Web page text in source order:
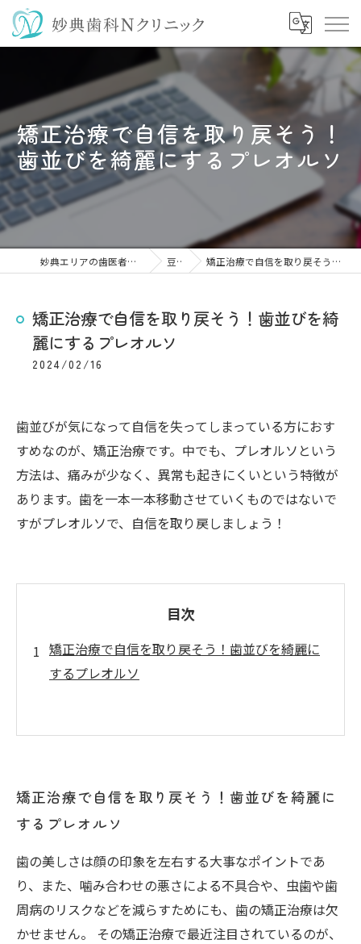
矯正治療で自信を取り戻そう！
歯並びを綺麗にするプレオルソ
妙典エリアの歯医者なら妙典歯科Nクリニック 豆知識 矯正治療で自信を取り戻そう！歯並びを綺麗にするプレオルソ
矯正治療で自信を取り戻そう！歯並びを綺
麗にするプレオルソ
2024/02/16
歯並びが気になって自信を失ってしまっている方におす
すめなのが、矯正治療です。中でも、プレオルソという
方法は、痛みが少なく、異常も起きにくいという特徴が
あります。歯を一本一本移動させていくものではないで
すがプレオルソで、自信を取り戻しましょう！
目次
矯正治療で自信を取り戻そう！歯並びを綺麗に
するプレオルソ
矯正治療で自信を取り戻そう！歯並びを綺麗に
するプレオルソ
歯の美しさは顔の印象を左右する大事なポイントであ
り、また、噛み合わせの悪さによる不具合や、虫歯や歯
周病のリスクなどを減らすためにも、歯の矯正治療は欠
かせません。 その矯正治療で最近注目されているのが、